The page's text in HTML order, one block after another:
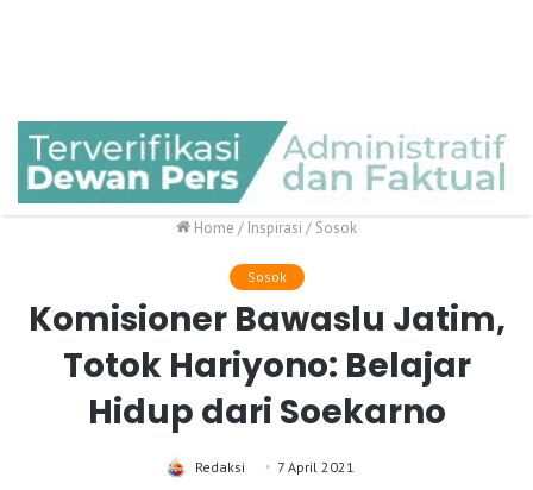
Home / Inspirasi / Sosok
Sosok
Komisioner Bawaslu Jatim,
Totok Hariyono: Belajar
Hidup dari Soekarno
Redaksi 7 April 2021